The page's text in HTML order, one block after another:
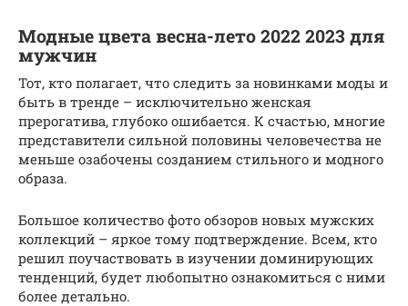
Модные цвета весна-лето 2022 2023 для
мужчин
Тот, кто полагает, что следить за новинками моды и
быть в тренде – исключительно женская
прерогатива, глубоко ошибается. К счастью, многие
представители сильной половины человечества не
меньше озабочены созданием стильного и модного
образа.
Большое количество фото обзоров новых мужских
коллекций – яркое тому подтверждение. Всем, кто
решил поучаствовать в изучении доминирующих
тенденций, будет любопытно ознакомиться с ними
более детально.